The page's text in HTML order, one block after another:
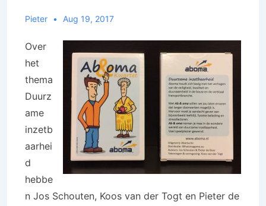
Pieter Aug 19, 2017
Over
het
thema
Duurz
ame
inzetb
aarhei
d
hebbe
n Jos Schouten, Koos van der Togt en Pieter de